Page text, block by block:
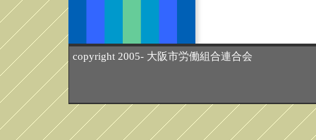
copyright 2005- 大阪市労働組合連合会